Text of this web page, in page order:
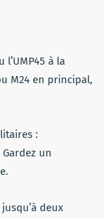
à la
M24 en principal,
:
un
deux